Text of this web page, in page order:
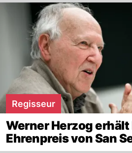
Regisseur
Werner Herzog
Ehrenpreis von San